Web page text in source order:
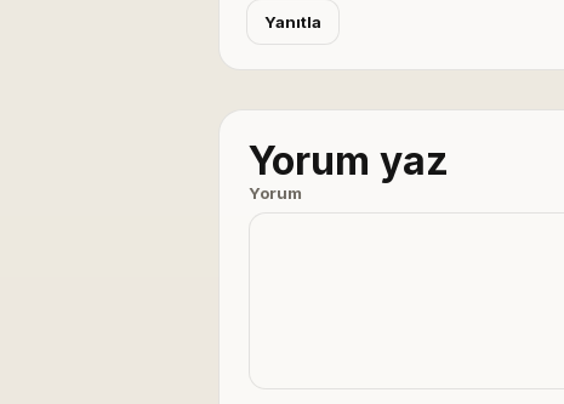
Yanıtla
Yorum yaz
Yorum